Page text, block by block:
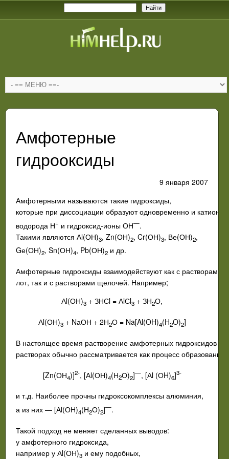
Амфотерные
гидрооксиды
9 января 2007
Амфотерными называются такие гидроксиды,
которые при диссоциации образуют одновременно и катионы
водорода Н+ и гидроксид-ионы ОН—.
Такими являются Аl(ОН)3, Zn(ОН)2, Cr(ОН)3, Ве(ОН)2,
Gе(ОН)2, Sn(ОН)4, Pb(ОН)2 и др.
Амфотерные гидроксиды взаимодействуют как с растворами
лот, так и с растворами щелочей. Например;
Аl(ОН)3 + ЗНСl = АlСl3 + ЗН2О,
Аl(ОН)3+ NаОН + 2Н2О= Na[Al(OH)4(H2O)2]
В настоящее время растворение амфотерных гидроксидов
растворах обычно рассматривается как процесс образования
[Zn(ОН4)]2-, [Аl(ОН)4(Н2О)2]—, [Аl (ОH)6]3-
и т.д. Наиболее прочны гидроксокомплексы алюминия,
а из них — [Аl(ОН)4(Н2О)2]—.
Такой подход не меняет сделанных выводов:
у амфотерного гидроксида,
например у Аl(ОН)3 и ему подобных,